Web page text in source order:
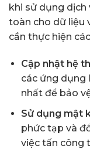
khi sử dụng
toàn cho dữ liệu
cần thực hiện
Cập nhật hệ
các ứng dụng
nhất để bảo
Sử dụng mật
phức tạp và
việc tấn công